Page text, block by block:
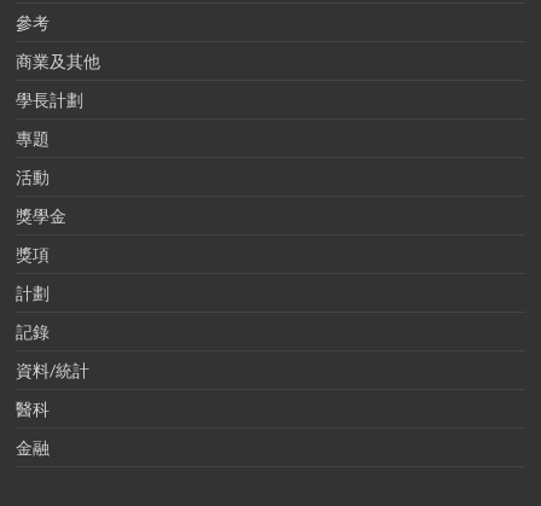
參考
商業及其他
學長計劃
專題
活動
獎學金
獎項
計劃
記錄
資料/統計
醫科
金融